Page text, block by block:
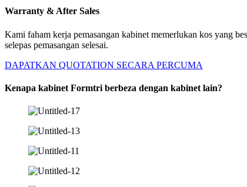
Warranty & After Sales
Kami faham kerja pemasangan kabinet memerlukan kos yang
selepas pemasangan selesai.
DAPATKAN QUOTATION SECARA PERCUMA
Kenapa kabinet Formtri berbeza dengan kabinet lain?